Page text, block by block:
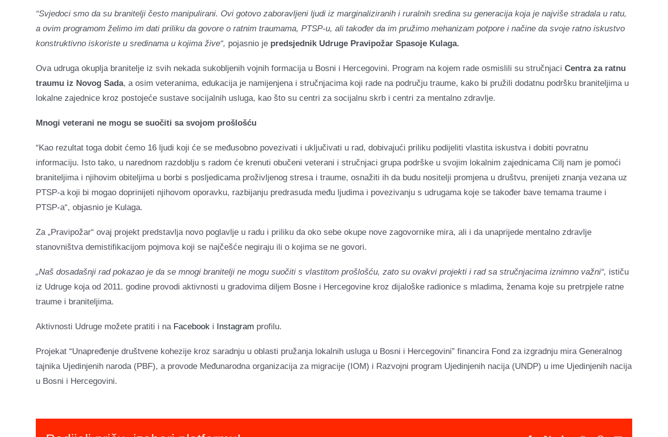
“Svjedoci smo da su branitelji često manipulirani. Ovi gotovo zaboravljeni ljudi iz marginaliziranih i ruralnih sredina su generacija koja je najviše stradala u ratu,
a ovim programom želimo im dati priliku da govore o ratnim traumama, PTSP-u, ali također da im pružimo mehanizam potpore i načine da svoje ratno iskustvo
konstruktivno iskoriste u sredinama u kojima žive“, pojasnio je predsjednik Udruge Pravipožar Spasoje Kulaga.
Ova udruga okuplja branitelje iz svih nekada sukobljenih vojnih formacija u Bosni i Hercegovini. Program na kojem rade osmislili su stručnjaci Centra za ratnu
traumu iz Novog Sada, a osim veteranima, edukacija je namijenjena i stručnjacima koji rade na području traume, kako bi pružili dodatnu podršku braniteljima u
lokalne zajednice kroz postojeće sustave socijalnih usluga, kao što su centri za socijalnu skrb i centri za mentalno zdravlje.
Mnogi veterani ne mogu se suočiti sa svojom prošlošću
“Kao rezultat toga dobit ćemo 16 ljudi koji će se međusobno povezivati ​​i uključivati ​​u rad, dobivajući priliku podijeliti vlastita iskustva i dobiti povratnu
informaciju. Isto tako, u narednom razdoblju s radom će krenuti obučeni veterani i stručnjaci grupa podrške u svojim lokalnim zajednicama Cilj nam je pomoći
braniteljima i njihovim obiteljima u borbi s posljedicama proživljenog stresa i traume, osnažiti ih da budu nositelji promjena u društvu, prenijeti znanja vezana uz
PTSP-a koji bi mogao doprinijeti njihovom oporavku, razbijanju predrasuda među ljudima i povezivanju s udrugama koje se također bave temama traume i
PTSP-a“, objasnio je Kulaga.
Za „Pravipožar“ ovaj projekt predstavlja novo poglavlje u radu i priliku da oko sebe okupe nove zagovornike mira, ali i da unaprijede mentalno zdravlje
stanovništva demistifikacijom pojmova koji se najčešće negiraju ili o kojima se ne govori.
„Naš dosadašnji rad pokazao je da se mnogi branitelji ne mogu suočiti s vlastitom prošlošću, zato su ovakvi projekti i rad sa stručnjacima iznimno važni“, ističu
iz Udruge koja od 2011. godine provodi aktivnosti u gradovima diljem Bosne i Hercegovine kroz dijaloške radionice s mladima, ženama koje su pretrpjele ratne
traume i braniteljima.
Aktivnosti Udruge možete pratiti i na Facebook i Instagram profilu.
Projekat “Unapređenje društvene kohezije kroz saradnju u oblasti pružanja lokalnih usluga u Bosni i Hercegovini” financira Fond za izgradnju mira Generalnog
tajnika Ujedinjenih naroda (PBF), a provode Međunarodna organizacija za migracije (IOM) i Razvojni program Ujedinjenih nacija (UNDP) u ime Ujedinjenih nacija
u Bosni i Hercegovini.